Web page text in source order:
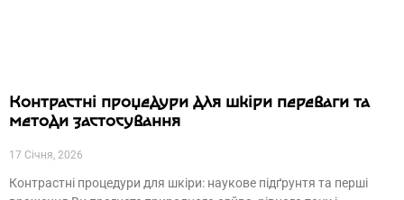
Контрастні процедури для шкіри переваги та
методи застосування
17 Січня, 2026
Контрастні процедури для шкіри: наукове підґрунтя та перші